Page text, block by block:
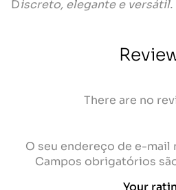
Discreto, elegante e versátil.
There are no
O seu endereço de e-mail
Campos obrigatórios